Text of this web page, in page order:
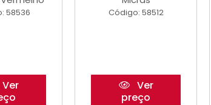
58536
Ver
Código: 58512
Ver
preço